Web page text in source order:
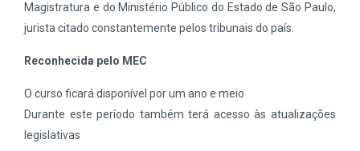
Magistratura e do Ministério Público do Estado de São Paulo,
jurista citado constantemente pelos tribunais do país.
Reconhecida pelo MEC
O curso ficará disponível por um ano e meio
Durante este período também terá acesso às atualizações
legislativas